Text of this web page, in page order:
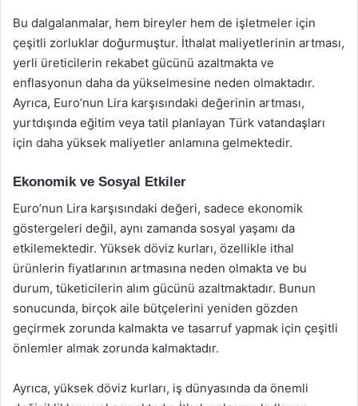
Bu dalgalanmalar, hem bireyler hem de işletmeler için
çeşitli zorluklar doğurmuştur. İthalat maliyetlerinin artması,
yerli üreticilerin rekabet gücünü azaltmakta ve
enflasyonun daha da yükselmesine neden olmaktadır.
Ayrıca, Euro’nun Lira karşısındaki değerinin artması,
yurtdışında eğitim veya tatil planlayan Türk vatandaşları
için daha yüksek maliyetler anlamına gelmektedir.
Ekonomik ve Sosyal Etkiler
Euro’nun Lira karşısındaki değeri, sadece ekonomik
göstergeleri değil, aynı zamanda sosyal yaşamı da
etkilemektedir. Yüksek döviz kurları, özellikle ithal
ürünlerin fiyatlarının artmasına neden olmakta ve bu
durum, tüketicilerin alım gücünü azaltmaktadır. Bunun
sonucunda, birçok aile bütçelerini yeniden gözden
geçirmek zorunda kalmakta ve tasarruf yapmak için çeşitli
önlemler almak zorunda kalmaktadır.
Ayrıca, yüksek döviz kurları, iş dünyasında da önemli